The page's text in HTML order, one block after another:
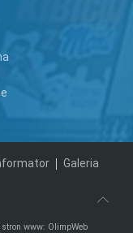
Galeria
stron www: OlimpWeb